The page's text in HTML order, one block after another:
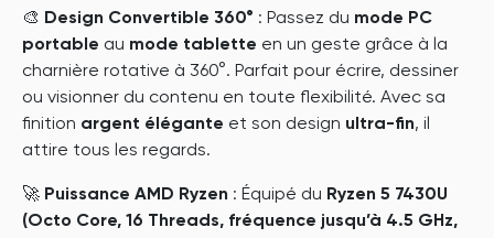
🎨 Design Convertible 360° : Passez du mode PC
portable au mode tablette en un geste grâce à la
charnière rotative à 360°. Parfait pour écrire, dessiner
ou visionner du contenu en toute flexibilité. Avec sa
finition argent élégante et son design ultra-fin, il
attire tous les regards.
🚀 Puissance AMD Ryzen : Équipé du Ryzen 5 7430U
(Octo Core, 16 Threads, fréquence jusqu’à 4.5 GHz,